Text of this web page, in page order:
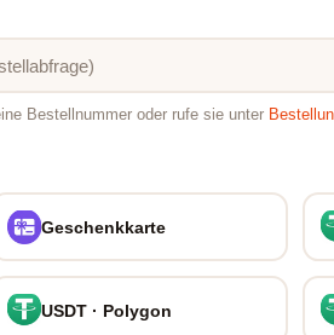
Bestellnummer oder rufe sie unter
Geschenkkarte
USDT · Polygon